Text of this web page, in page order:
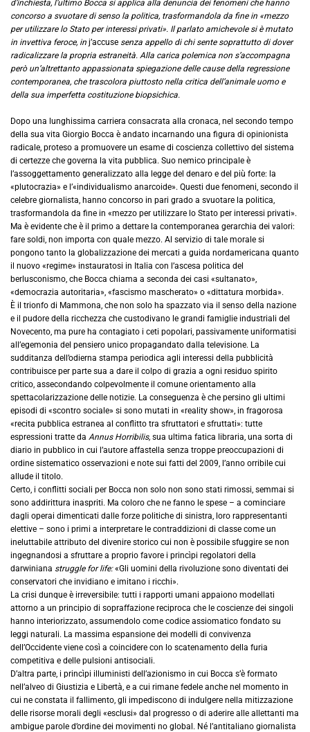
d’inchiesta, l’ultimo Bocca si applica alla denuncia dei fenomeni che hanno
concorso a svuotare di senso la politica, trasformandola da fine in «mezzo
per utilizzare lo Stato per interessi privati». Il parlato amichevole si è mutato
in invettiva feroce, in j’accuse senza appello di chi sente soprattutto di dover
radicalizzare la propria estraneità. Alla carica polemica non s’accompagna
però un’altrettanto appassionata spiegazione delle cause della regressione
contemporanea, che trascolora piuttosto nella critica dell’animale uomo e
della sua imperfetta costituzione biopsichica.
Dopo una lunghissima carriera consacrata alla cronaca, nel secondo tempo
della sua vita Giorgio Bocca è andato incarnando una figura di opinionista
radicale, proteso a promuovere un esame di coscienza collettivo del sistema
di certezze che governa la vita pubblica. Suo nemico principale è
l’assoggettamento generalizzato alla legge del denaro e del più forte: la
«plutocrazia» e l’«individualismo anarcoide». Questi due fenomeni, secondo il
celebre giornalista, hanno concorso in pari grado a svuotare la politica,
trasformandola da fine in «mezzo per utilizzare lo Stato per interessi privati».
Ma è evidente che è il primo a dettare la contemporanea gerarchia dei valori:
fare soldi, non importa con quale mezzo. Al servizio di tale morale si
pongono tanto la globalizzazione dei mercati a guida nordamericana quanto
il nuovo «regime» instauratosi in Italia con l’ascesa politica del
berlusconismo, che Bocca chiama a seconda dei casi «sultanato»,
«democrazia autoritaria», «fascismo mascherato» o «dittatura morbida».
È il trionfo di Mammona, che non solo ha spazzato via il senso della nazione
e il pudore della ricchezza che custodivano le grandi famiglie industriali del
Novecento, ma pure ha contagiato i ceti popolari, passivamente uniformatisi
all’egemonia del pensiero unico propagandato dalla televisione. La
sudditanza dell’odierna stampa periodica agli interessi della pubblicità
contribuisce per parte sua a dare il colpo di grazia a ogni residuo spirito
critico, assecondando colpevolmente il comune orientamento alla
spettacolarizzazione delle notizie. La conseguenza è che persino gli ultimi
episodi di «scontro sociale» si sono mutati in «reality show», in fragorosa
«recita pubblica estranea al conflitto tra sfruttatori e sfruttati»: tutte
espressioni tratte da Annus Horribilis, sua ultima fatica libraria, una sorta di
diario in pubblico in cui l’autore affastella senza troppe preoccupazioni di
ordine sistematico osservazioni e note sui fatti del 2009, l’anno orribile cui
allude il titolo.
Certo, i conflitti sociali per Bocca non solo non sono stati rimossi, semmai si
sono addirittura inaspriti. Ma coloro che ne fanno le spese – a cominciare
dagli operai dimenticati dalle forze politiche di sinistra, loro rappresentanti
elettive – sono i primi a interpretare le contraddizioni di classe come un
ineluttabile attributo del divenire storico cui non è possibile sfuggire se non
ingegnandosi a sfruttare a proprio favore i princìpi regolatori della
darwiniana struggle for life:«Gli uomini della rivoluzione sono diventati dei
conservatori che invidiano e imitano i ricchi».
La crisi dunque è irreversibile: tutti i rapporti umani appaiono modellati
attorno a un principio di sopraffazione reciproca che le coscienze dei singoli
hanno interiorizzato, assumendolo come codice assiomatico fondato su
leggi naturali. La massima espansione dei modelli di convivenza
dell’Occidente viene così a coincidere con lo scatenamento della furia
competitiva e delle pulsioni antisociali.
D’altra parte, i princìpi illuministi dell’azionismo in cui Bocca s’è formato
nell’alveo di Giustizia e Libertà, e a cui rimane fedele anche nel momento in
cui ne constata il fallimento, gli impediscono di indulgere nella mitizzazione
delle risorse morali degli «esclusi» dal progresso o di aderire alle allettanti ma
ambigue parole d’ordine dei movimenti no global. Né l’antitaliano giornalista